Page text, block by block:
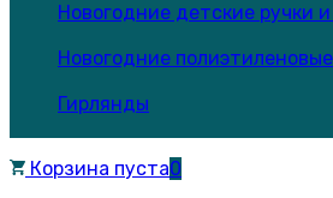
Новогодние детские ручки
Новогодние
Гирлянды
Корзина пуста0